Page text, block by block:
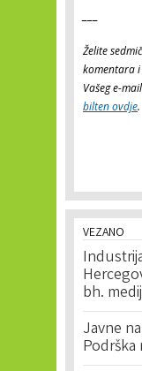
Želite
komentara
Vašeg e-
bilten ovdje.
VEZANO
bh.
Javne
Podrška